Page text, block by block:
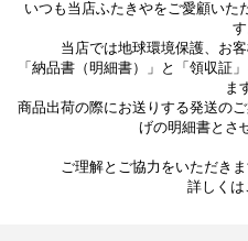
いつも当店ふたきやをご愛顧いた
す
当店では地球環境保護、お
「納品書（明細書）」と「領収証
ま
商品出荷の際にお送りする発送の
げの明細書とさ
ご理解とご協力をいただき
詳しくは